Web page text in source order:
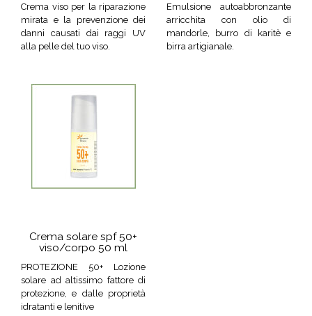
Crema viso per la riparazione
mirata e la prevenzione dei
danni causati dai raggi UV
alla pelle del tuo viso.
Emulsione autoabbronzante
arricchita con olio di
mandorle, burro di karitè e
birra artigianale.
Crema solare spf 50+
viso/corpo 50 ml
PROTEZIONE 50+ Lozione
solare ad altissimo fattore di
protezione, e dalle proprietà
idratanti e lenitive